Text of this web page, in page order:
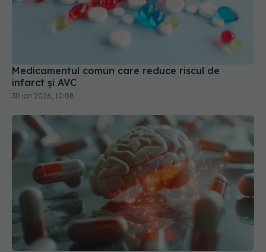
Medicamentul comun care reduce riscul de
Cum reducem riscul de AVC recurent. Rezultatele
publicate în NEJM
23 mai 2026, 15:25